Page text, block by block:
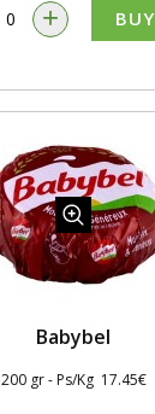
+ BUY
Babybel
200 gr - Ps/Kg 17.45€